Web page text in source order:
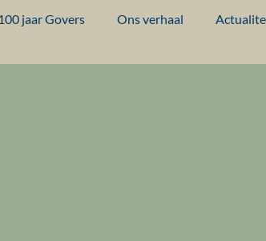
jaar Govers Ons verhaal